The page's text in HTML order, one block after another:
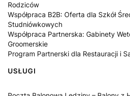
Rodziców
Współpraca B2B: Oferta dla Szkół
Studniówkowych
Współpraca Partnerska: Gabinety
Groomerskie
Program Partnerski dla Restauracji i
USŁUGI